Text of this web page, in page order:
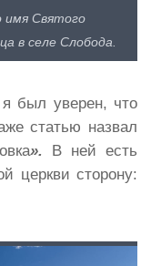
имя Святого
в селе Слобода.
был уверен, что
статью назвал
». В ней есть
церкви сторону: